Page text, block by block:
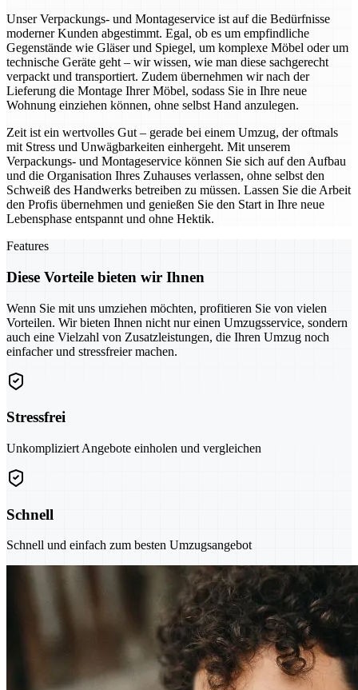
Unser Verpackungs- und Montageservice ist auf die Bedürfnisse
moderner Kunden abgestimmt. Egal, ob es um empfindliche
Gegenstände wie Gläser und Spiegel, um komplexe Möbel oder um
technische Geräte geht – wir wissen, wie man diese sachgerecht
verpackt und transportiert. Zudem übernehmen wir nach der
Lieferung die Montage Ihrer Möbel, sodass Sie in Ihre neue
Wohnung einziehen können, ohne selbst Hand anzulegen.
Zeit ist ein wertvolles Gut – gerade bei einem Umzug, der oftmals
mit Stress und Unwägbarkeiten einhergeht. Mit unserem
Verpackungs- und Montageservice können Sie sich auf den Aufbau
und die Organisation Ihres Zuhauses verlassen, ohne selbst den
Schweiß des Handwerks betreiben zu müssen. Lassen Sie die Arbeit
den Profis übernehmen und genießen Sie den Start in Ihre neue
Lebensphase entspannt und ohne Hektik.
Features
Diese Vorteile bieten wir Ihnen
Wenn Sie mit uns umziehen möchten, profitieren Sie von vielen
Vorteilen. Wir bieten Ihnen nicht nur einen Umzugsservice, sondern
auch eine Vielzahl von Zusatzleistungen, die Ihren Umzug noch
einfacher und stressfreier machen.
Stressfrei
Unkompliziert Angebote einholen und vergleichen
Schnell
Schnell und einfach zum besten Umzugsangebot